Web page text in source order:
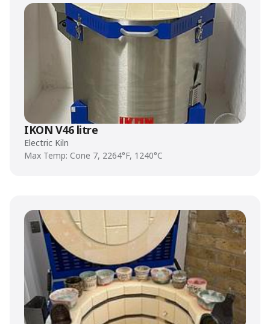
IKON V46 litre
Electric Kiln
Max Temp: Cone 7, 2264°F, 1240°C